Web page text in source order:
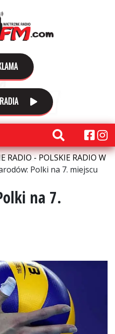
RADIO - POLSKIE RADIO W
Polki na 7. miejscu
na 7.